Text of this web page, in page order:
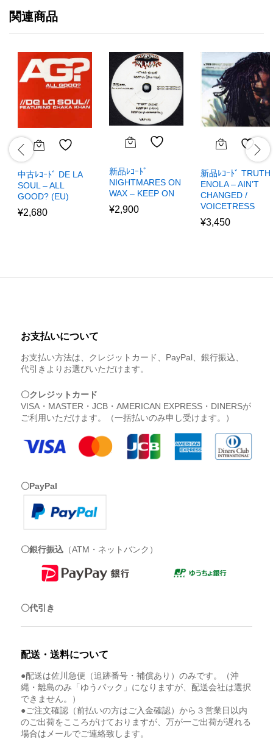
関連商品
中古ﾚｺｰﾄﾞ DE LA
SOUL – ALL
GOOD? (EU)
¥2,680
新品ﾚｺｰﾄﾞ
NIGHTMARES ON
WAX – KEEP ON
¥2,900
新品ﾚｺｰﾄﾞ TRUTH
ENOLA – AIN’T
CHANGED /
VOICETRESS
¥3,450
お支払いについて
お支払い方法は、クレジットカード、PayPal、銀行振込、
代引きよりお選びいただけます。
〇クレジットカード
VISA・MASTER・JCB・AMERICAN EXPRESS・DINERSが
ご利用いただけます。（一括払いのみ申し受けます。）
〇PayPal
〇銀行振込 （ATM・ネットバンク）
〇代引き
配送・送料について
●配送は佐川急便（追跡番号・補償あり）のみです。（沖
縄・離島のみ「ゆうパック」になりますが、配送会社は選択
できません。）
●ご注文確認（前払いの方はご入金確認）から３営業日以内
のご出荷をこころがけておりますが、万が一ご出荷が遅れる
場合はメールでご連絡致します。